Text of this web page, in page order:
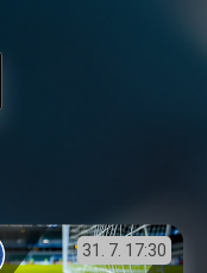
31. 7. 17:30